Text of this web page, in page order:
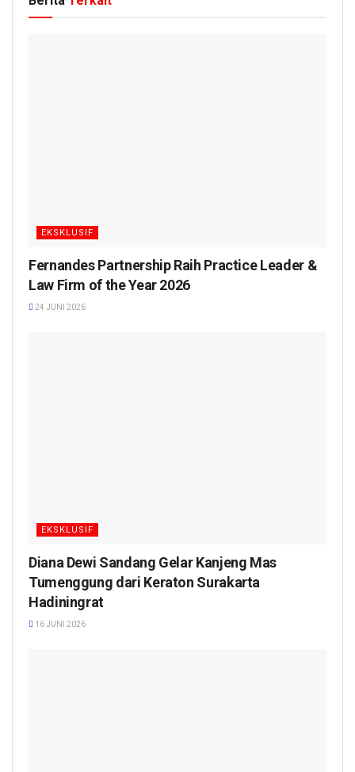
EKSKLUSIF
Fernandes Partnership Raih Practice Leader &
Law Firm of the Year 2026
24 JUNI 2026
EKSKLUSIF
Diana Dewi Sandang Gelar Kanjeng Mas
Tumenggung dari Keraton Surakarta
Hadiningrat
16 JUNI 2026